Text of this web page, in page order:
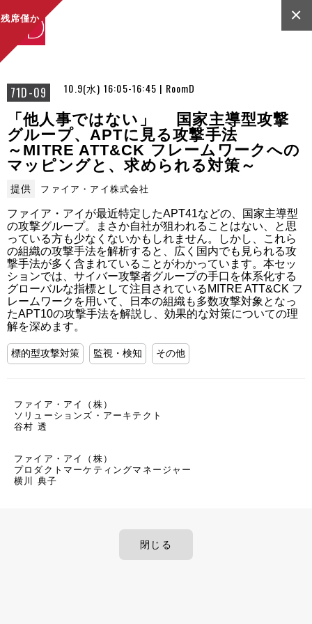
71D-09 10.9(水) 16:05-16:45 | RoomD
×
残席僅か
「他人事ではない」 国家主導型攻撃
グループ、APTに見る攻撃手法
～MITRE ATT&CK フレームワークへの
マッピングと、求められる対策～
提供 ファイア・アイ株式会社
ファイア・アイが最近特定したAPT41などの、国家主導型
の攻撃グループ。まさか自社が狙われることはない、と思
っている方も少なくないかもしれません。しかし、これら
の組織の攻撃手法を解析すると、広く国内でも見られる攻
撃手法が多く含まれていることがわかっています。本セッ
ションでは、サイバー攻撃者グループの手口を体系化する
グローバルな指標として注目されているMITRE ATT&CK フ
レームワークを用いて、日本の組織も多数攻撃対象となっ
たAPT10の攻撃手法を解説し、効果的な対策についての理
解を深めます。
標的型攻撃対策 監視・検知 その他
ファイア・アイ（株）
ソリューションズ・アーキテクト
谷村 透
ファイア・アイ（株）
プロダクトマーケティングマネージャー
横川 典子
閉じる